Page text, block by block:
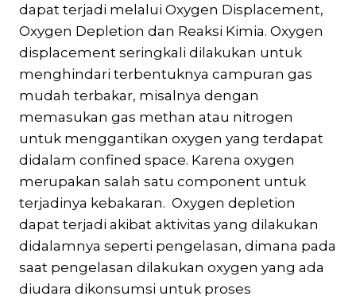
dapat terjadi melalui Oxygen Displacement,
Oxygen Depletion dan Reaksi Kimia. Oxygen
displacement seringkali dilakukan untuk
menghindari terbentuknya campuran gas
mudah terbakar, misalnya dengan
memasukan gas methan atau nitrogen
untuk menggantikan oxygen yang terdapat
didalam confined space. Karena oxygen
merupakan salah satu component untuk
terjadinya kebakaran. Oxygen depletion
dapat terjadi akibat aktivitas yang dilakukan
didalamnya seperti pengelasan, dimana pada
saat pengelasan dilakukan oxygen yang ada
diudara dikonsumsi untuk proses